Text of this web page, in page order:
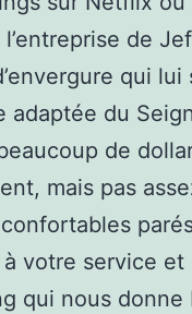
de
qui
du
de
mais pas
votre service
qui nous donne